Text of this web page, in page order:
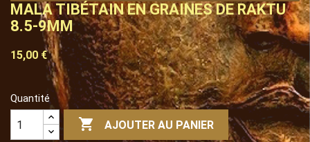
MALA TIBÉTAIN EN GRAINES DE RAKTU
8.5-9MM
15,00 €
Quantité
 AJOUTER AU PANIER